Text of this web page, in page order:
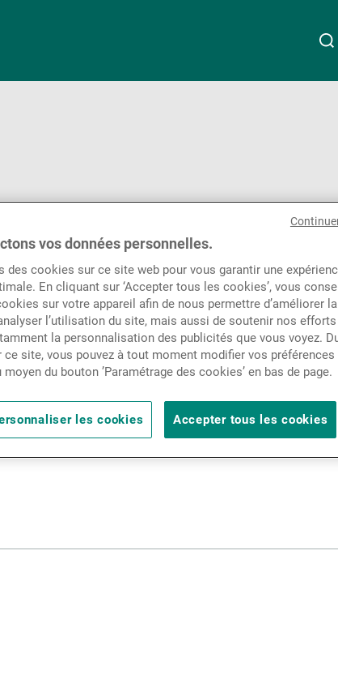
Asset Management
Gérants de fortune indépendants
Actualités
Contacts
due to technical maintenance,
vos données personnelles.
des cookies sur ce site web pour vous garantir une
En cliquant sur ‘Accepter tous les cookies’, vous
sur votre appareil afin de nous permettre d’améliorer
l’utilisation du site, mais aussi de soutenir nos
la personnalisation des publicités que vous voyez.
ce site, vous pouvez à tout moment modifier vos
du bouton ’Paramétrage des cookies’ en bas de page.
les cookies Accepter tous les cookies